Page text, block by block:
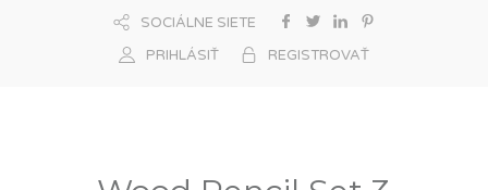
SOCIÁLNE SIETE
REGISTROVAŤ
PRIHLÁSIŤ